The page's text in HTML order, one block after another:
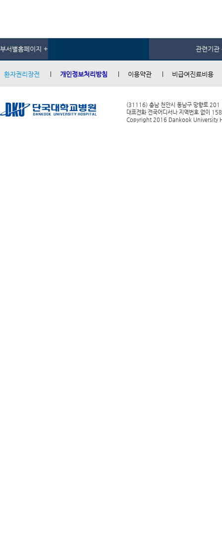
부서별홈페이지 + 관련기관
환자권리장전 개인정보처리방침 이용약관 비급여진료비용
(31116) 충남 천안시 동남구 망향로 201
대표전화 전국어디서나 지역번호 없이
Copyright 2016 Dankook University